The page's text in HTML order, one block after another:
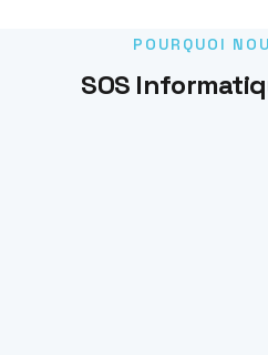
POURQUOI
SOS